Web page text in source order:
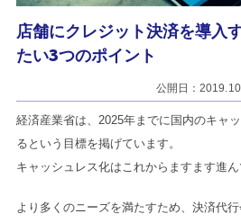
店舗にクレジット決済を導入
たい3つのポイント
公開日：
経済産業省は、2025年までに国内のキャ
るという目標を掲げています。
キャッシュレス化はこれからますます進ん
より多くのニーズを満たすため、決済代